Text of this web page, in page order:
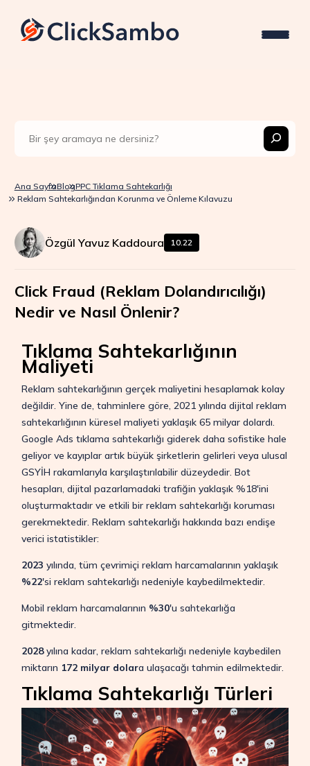
Ana SayfaBlogPPC Tıklama Sahtekarlığı
Reklam Sahtekarlığından Korunma ve Önleme Kılavuzu
Özgül Yavuz Kaddoura 10.22
Click Fraud (Reklam Dolandırıcılığı)
Nedir ve Nasıl Önlenir?
Tıklama Sahtekarlığının
Maliyeti
Reklam sahtekarlığının gerçek maliyetini hesaplamak kolay
değildir. Yine de, tahminlere göre, 2021 yılında dijital reklam
sahtekarlığının küresel maliyeti yaklaşık 65 milyar dolardı.
Google Ads tıklama sahtekarlığı giderek daha sofistike hale
geliyor ve kayıplar artık büyük şirketlerin gelirleri veya ulusal
GSYİH rakamlarıyla karşılaştırılabilir düzeydedir. Bot
hesapları, dijital pazarlamadaki trafiğin yaklaşık %18'ini
oluşturmaktadır ve etkili bir reklam sahtekarlığı koruması
gerekmektedir. Reklam sahtekarlığı hakkında bazı endişe
verici istatistikler:
2023 yılında, tüm çevrimiçi reklam harcamalarının yaklaşık
%22'si reklam sahtekarlığı nedeniyle kaybedilmektedir.
Mobil reklam harcamalarının %30'u sahtekarlığa
gitmektedir.
2028yılına kadar, reklam sahtekarlığı nedeniyle kaybedilen
miktarın 172 milyar dolara ulaşacağı tahmin edilmektedir.
Tıklama Sahtekarlığı Türleri